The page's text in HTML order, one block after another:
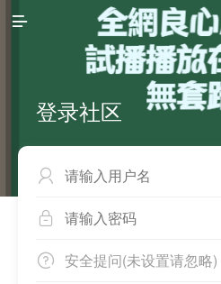

登录社区


 安全提问(未设置请忽略)